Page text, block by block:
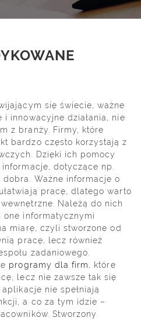
się świecie, ważne
innowacyjne działania, nie
z branży. Firmy, które
bardzo często korzystają z
Dzięki ich pomocy
dotyczące np.
Ważne informacje o
pracę, dlatego warto
Należą do nich
one informatycznymi
miarę, czyli stworzone od
pracę, lecz również
zadaniowego.
programy dla firm
, które
lecz nie zawsze tak się
nie spełniają
a co za tym idzie –
Stworzony